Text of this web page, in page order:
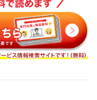
性の高いディス